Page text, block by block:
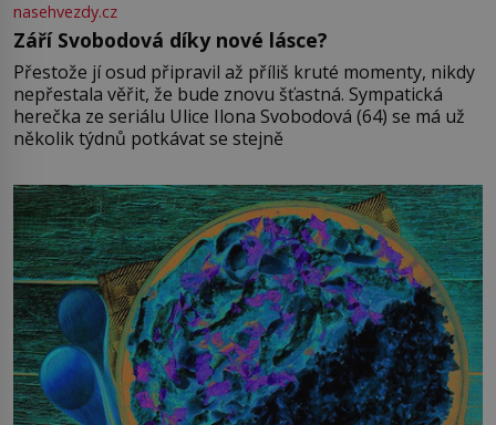
nasehvezdy.cz
Září Svobodová díky nové lásce?
Přestože jí osud připravil až příliš kruté momenty, nikdy
nepřestala věřit, že bude znovu šťastná. Sympatická
herečka ze seriálu Ulice Ilona Svobodová (64) se má už
několik týdnů potkávat se stejně